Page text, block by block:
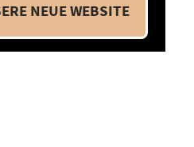
NEUE WEBSITE